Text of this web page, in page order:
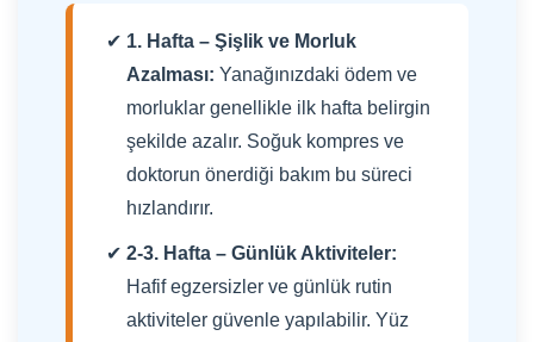
1. Hafta – Şişlik ve Morluk
Azalması: Yanağınızdaki ödem ve
morluklar genellikle ilk hafta belirgin
şekilde azalır. Soğuk kompres ve
doktorun önerdiği bakım bu süreci
hızlandırır.
2-3. Hafta – Günlük Aktiviteler:
Hafif egzersizler ve günlük rutin
aktiviteler güvenle yapılabilir. Yüz